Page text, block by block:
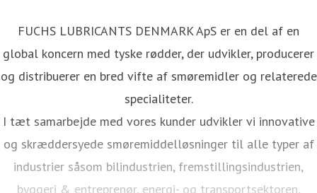
FUCHS LUBRICANTS DENMARK ApS er en del af en
global koncern med tyske rødder, der udvikler, producerer
og distribuerer en bred vifte af smøremidler og relaterede
specialiteter.
I tæt samarbejde med vores kunder udvikler vi innovative
og skræddersyede smøremiddelløsninger til alle typer af
industrier såsom bilindustrien, fremstillingsindustrien,
byggeri & entreprenør, energi- og transportsektoren,